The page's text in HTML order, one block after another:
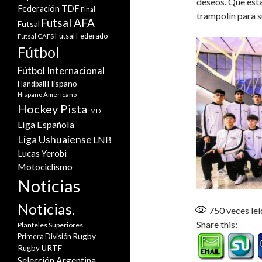
trampolín para
750veces
Share this:
Federación TDF Final
Futsal Futsal AFA
Futsal CAFS Futsal Federado
Fútbol
Fútbol Internacional
Handball Hispano
Hispano Americano
Hockey Pista IMD
Liga Española
Liga Ushuaiense LNB
Lucas Yerobi
Motociclismo
Noticias
Noticias.
Planteles Superiores
Primera División Rugby
Rugby URTF